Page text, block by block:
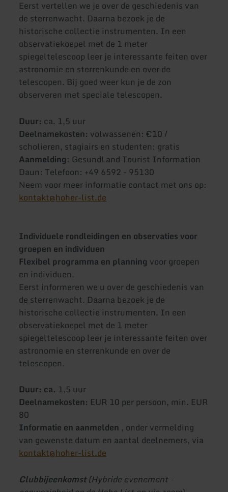
Eerst vertellen we je over de geschiedenis van
de sterrenwacht. Daarna bezoek je de
historische collectie instrumenten. In een
observatiekoepel met de 1 meter
spiegeltelescoop leer je interessante feiten over
astronomie en sterrenkunde en over de
telescopen. Bij goed weer kun je de zon
observeren met speciale telescopen.
Duur: ca. 1,5 uur
Deelnamekosten: volwassenen: €10 /
scholieren, stagiairs en studenten: gratis
Aanmelding: GesundLand Tourist Information
Daun: Telefoon: +49 6592 - 95130
Neem voor meer informatie contact met ons op:
kontakt@hoher-list.de
Individuele rondleidingen en observaties voor
groepen en individuen
Flexibel programma en planning voor groepen
en individuen.
Eerst informeren we u over de geschiedenis van
de sterrenwacht. Daarna bezoek je de
historische collectie instrumenten. In een
observatiekoepel met de 1 meter
spiegeltelescoop leer je interessante feiten over
astronomie en sterrenkunde en over de
telescopen.
Duur: ca. 1,5 uur
Deelnamekosten: EUR 10 per persoon, min. EUR
80
Informatie en aanmelden , onder vermelding
van gewenste datum en aantal deelnemers, via
kontakt@hoher-list.de
Clubbijeenkomst(Hybride evenement -